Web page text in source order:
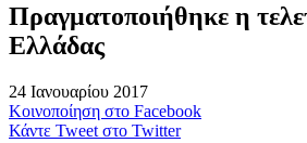
Πραγματοποιήθηκε η
Ελλάδας
24 Ιανουαρίου 2017
Κοινοποίηση στο Facebook
Κάντε Tweet στο Twitter